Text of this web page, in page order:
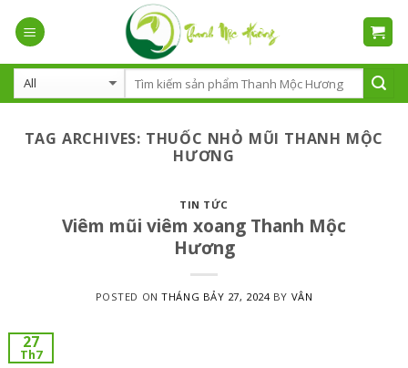
TAG ARCHIVES: THUỐC NHỎ MŨI THANH MỘC
HƯƠNG
TIN TỨC
Viêm mũi viêm xoang Thanh Mộc
Hương
POSTED ONTHÁNG BẢY 27, 2024BY VÂN
27
Th7